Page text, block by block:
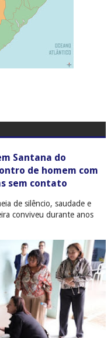
Santana do
de homem com
sem contato
de silêncio, saudade e
conviveu durante anos